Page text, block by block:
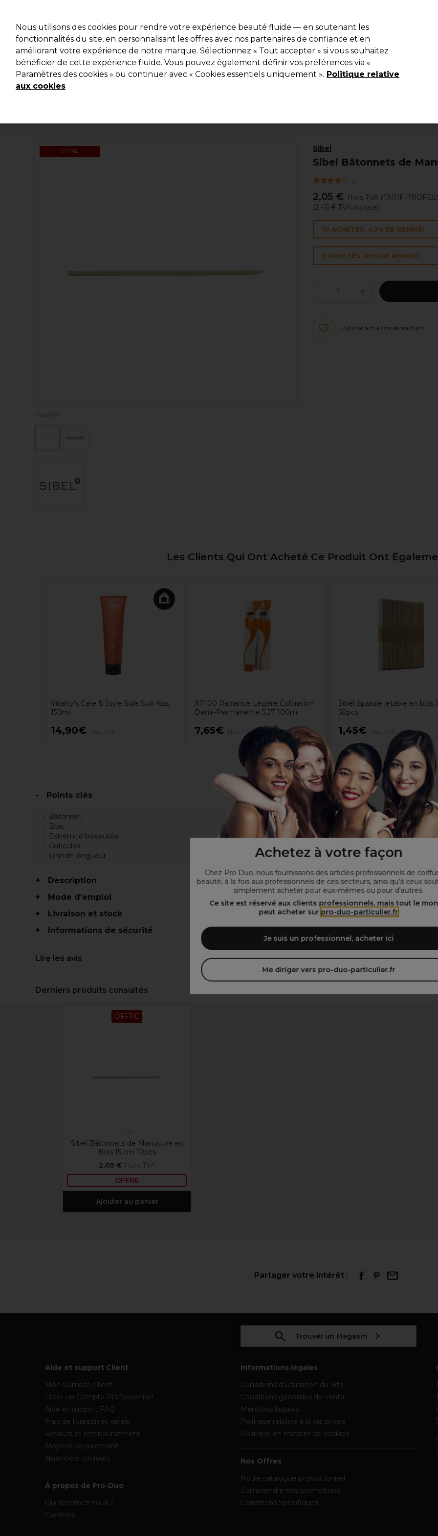
Achetez à votre façon
Chez Pro Duo, nous fournissons des articles professionnels de
beauté, à la fois aux professionnels de ces secteurs, ainsi qu’à ceux
simplement acheter pour eux-mêmes ou pour d’autres.
Ce site est réservé aux clients professionnels, mais tout le
peut acheter sur pro-duo-particulier.fr
Je suis un professionnel, acheter ici
Me diriger vers pro-duo-particulier.fr
Rechercher
Marques Bons plans Coiffure Electro et Matériel Equipement de salon Beauté Hommes Les
Livraison et délais
Sibel
Sibel Bâtonnets de
(1)
2,05 € Hors TVA (TARIF
(2,46 € TVA incluse)
OFFRE
P001291
10 ACHETÉS, 40% DE REMISE!
5 ACHETÉS, 25% DE REMISE!
Ajouter à ma liste de souhaits
Les Clients Qui Ont Acheté Ce Produit Ont
Vitality's Care & Style Sole Sun Kiss
150ml
14,90€
XP100 Radiance Légère Coloration
Demi-Permanente 5.27 100ml
7,65€ Hors TVA
Sibel Spatule jetable en bois
50pcs
1,45€
Points clés
Bâtonnet
Bois
Extrémité biseautée
Cuticules
Grande longueur
Description
Mode d'emploi
Livraison et stock
Informations de sécurité
Lire les avis
Derniers produits consultés
OFFRE
Sibel Bâtonnets de Manucure en
Bois 15 cm 10pcs
2,05 € Hors TVA
OFFRE
Ajouter au panier
Partager votre intérêt :
Trouver un Magasin
Aide et support Client
Mon Compte Client
Créer un Compte Professionnel
Aide et support FAQ
Frais de livraison et délais
Retours et remboursement
Moyens de paiement
Nuanciers couleurs
À propos de Pro-Duo
Qui sommes-nous ?
Carrières
Informations légales
Conditions d’Utilisation du Site
Conditions générales de vente
Mentions légales
Politique relative à la vie privée
Politique en matière de cookies
Nos Offres
Notre catalogue promotionnel
Comprendre nos promotions
Conditions Spécifiques
Nous utilisons des cookies pour rendre votre expérience beauté fluide — en soutenant les
fonctionnalités du site, en personnalisant les offres avec nos partenaires de confiance et en
améliorant votre expérience de notre marque. Sélectionnez « Tout accepter » si vous souhaitez
bénéficier de cette expérience fluide. Vous pouvez également définir vos préférences via «
Paramètres des cookies » ou continuer avec « Cookies essentiels uniquement ». Politique relative
aux cookies